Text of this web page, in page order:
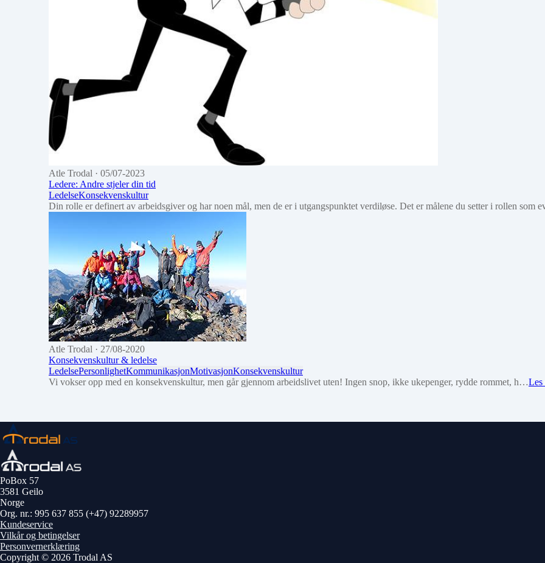
Atle Trodal · 05/07-2023
Ledere: Andre stjeler din tid
LedelseKonsekvenskultur
Din rolle er definert av arbeidsgiver og har noen mål, men de er i utgangspunktet verdiløse. Det er målene du setter i rollen som
Atle Trodal · 27/08-2020
Konsekvenskultur & ledelse
LedelsePersonlighetKommunikasjonMotivasjonKonsekvenskultur
Vi vokser opp med en konsekvenskultur, men går gjennom arbeidslivet uten! Ingen snop, ikke ukepenger, rydde rommet, h…Les
PoBox 57
3581 Geilo
Norge
Org. nr.: 995 637 855 (+47) 92289957
Kundeservice
Vilkår og betingelser
Personvernerklæring
Copyright © 2026 Trodal AS